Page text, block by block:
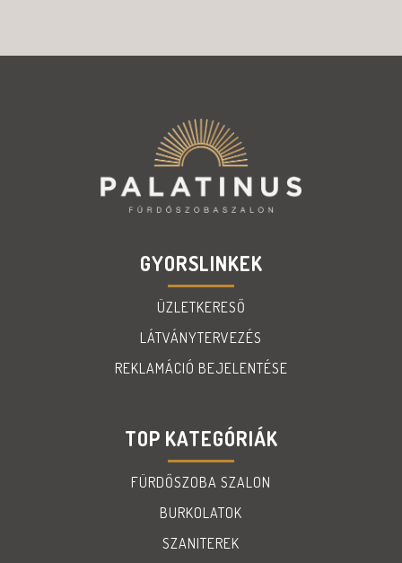
GYORSLINKEK
ÜZLETKERESŐ
LÁTVÁNYTERVEZÉS
REKLAMÁCIÓ BEJELENTÉSE
TOP KATEGÓRIÁK
FÜRDŐSZOBA SZALON
BURKOLATOK
SZANITEREK